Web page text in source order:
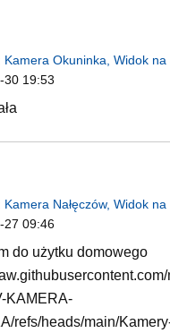
Kamera Okuninka, Widok na
30 19:53
Kamera Nałęczów, Widok
27 09:46
do użytku domowego
KAMERA-
refs/heads/main/